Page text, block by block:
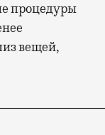
процедуры
вещей,